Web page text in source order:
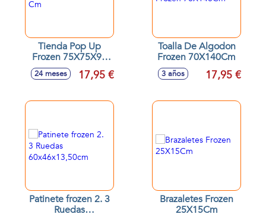
Tienda Pop Up
Frozen 75X75X90
Cm
24 meses 17,95 €
Toalla De Algodon
Frozen 70X140Cm
3 años 17,95 €
Patinete frozen 2. 3
Ruedas
Brazaletes Frozen
25X15Cm